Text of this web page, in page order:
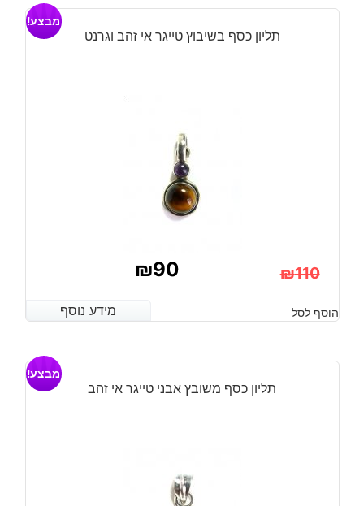
תליון כסף בשיבוץ טייגר אי זהב וגרנט
מבצע!
₪110
המקורי
היה:
₪110.
₪90
הנוכחי
הוא:
מידע נוסף הוסף לסל מידע נוסף
תליון כסף משובץ אבני טייגר אי זהב
מבצע!